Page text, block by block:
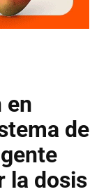
en
de
la dosis